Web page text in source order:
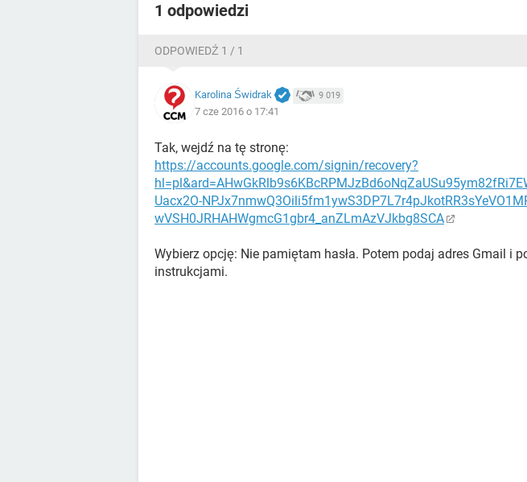
1 odpowiedzi
ODPOWIEDŹ 1 / 1
Karolina Świdrak 9 019
7 cze 2016 o 17:41
Tak, wejdź na tę stronę:
https://accounts.google.com/signin/recovery?
Uacx2O-
wVSH0JRHAHWgmcG1gbr4_anZLmAzVJkbg8SCA
Wybierz opcję: Nie pamiętam hasła. Potem podaj adres Gmail i
instrukcjami.